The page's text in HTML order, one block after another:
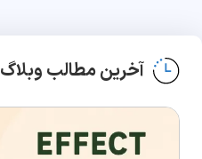
آخرین مطالب وبلاگ